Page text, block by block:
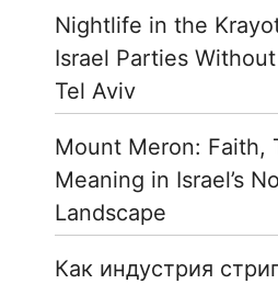
Nightlife in the
Israel Parties
Tel Aviv
Mount Meron: Faith,
Meaning in Israel’s
Landscape
Как индустрия